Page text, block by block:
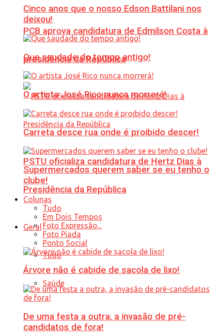
PCB aprova candidatura de Edmilson Costa à
presidência da República
PSTU oficializa candidatura de Hertz Dias à
Presidência da República
Geral
Tudo
Saúde
Cinco anos que o nosso Edson Battilani nos
deixou!
Que saudade do tempo antigo!
O artista José Rico nunca morrerá!
Carreta desce rua onde é proibido descer!
Supermercados querem saber se eu tenho o
clube!
Colunas
Tudo
Em Dois Tempos
Foto Expressão...
Foto Piada
Ponto Social
Árvore não é cabide de sacola de lixo!
De uma festa a outra, a invasão de pré-
candidatos de fora!